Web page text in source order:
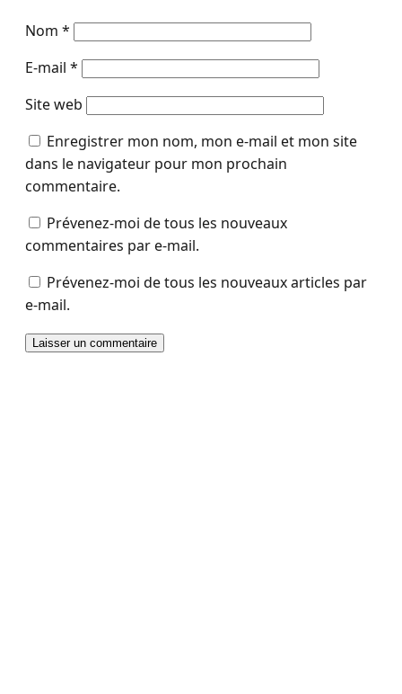
Nom *
E-mail *
Site web
Enregistrer mon nom, mon e-mail et mon site
dans le navigateur pour mon prochain
commentaire.
Prévenez-moi de tous les nouveaux
commentaires par e-mail.
Prévenez-moi de tous les nouveaux articles par
e-mail.